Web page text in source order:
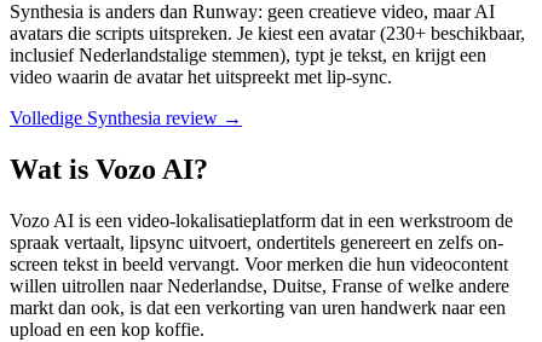
Synthesia is anders dan Runway: geen creatieve video, maar AI
avatars die scripts uitspreken. Je kiest een avatar (230+ beschikbaar,
inclusief Nederlandstalige stemmen), typt je tekst, en krijgt een
video waarin de avatar het uitspreekt met lip-sync.
Volledige Synthesia review →
Wat is Vozo AI?
Vozo AI is een video-lokalisatieplatform dat in een werkstroom de
spraak vertaalt, lipsync uitvoert, ondertitels genereert en zelfs on-
screen tekst in beeld vervangt. Voor merken die hun videocontent
willen uitrollen naar Nederlandse, Duitse, Franse of welke andere
markt dan ook, is dat een verkorting van uren handwerk naar een
upload en een kop koffie.